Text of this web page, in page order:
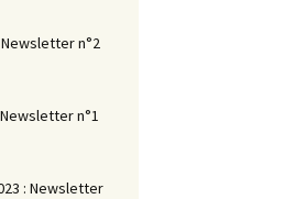
n°2
n°1
: Newsletter